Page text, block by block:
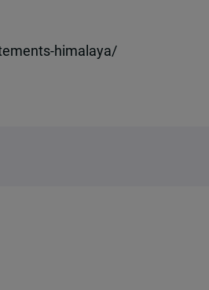
himalaya/